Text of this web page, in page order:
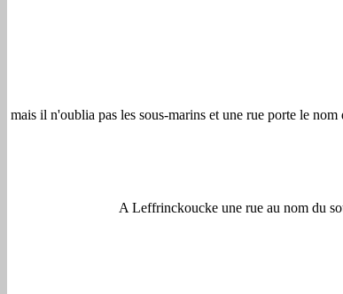
mais il n'oublia pas les sous-marins et une rue porte le
A Leffrinckoucke une rue au nom du